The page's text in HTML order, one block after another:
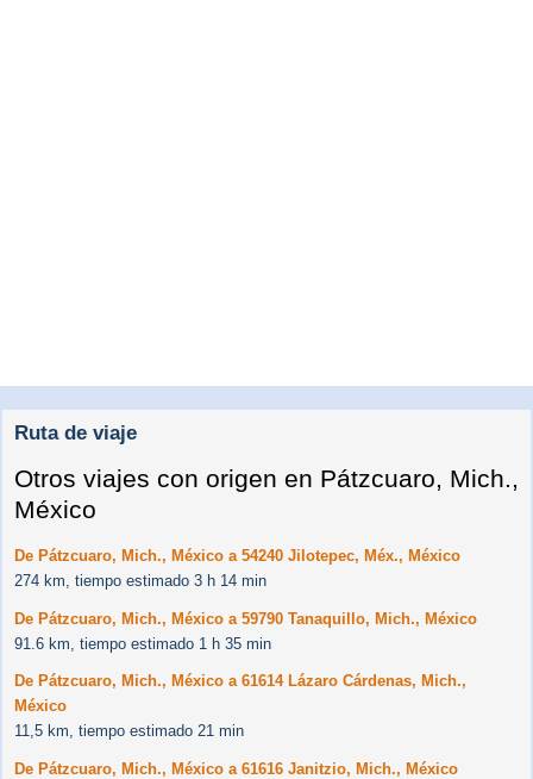
Ruta de viaje
Otros viajes con origen en Pátzcuaro, Mich.,
México
De Pátzcuaro, Mich., México a 54240 Jilotepec, Méx., México
274 km, tiempo estimado 3 h 14 min
De Pátzcuaro, Mich., México a 59790 Tanaquillo, Mich., México
91.6 km, tiempo estimado 1 h 35 min
De Pátzcuaro, Mich., México a 61614 Lázaro Cárdenas, Mich.,
México
11,5 km, tiempo estimado 21 min
De Pátzcuaro, Mich., México a 61616 Janitzio, Mich., México